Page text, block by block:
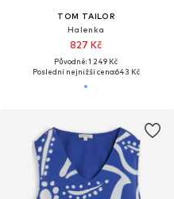
TOM TAILOR
Halenka
827 Kč
Původně: 1 249 Kč
Poslední nejnižší cena:643 Kč